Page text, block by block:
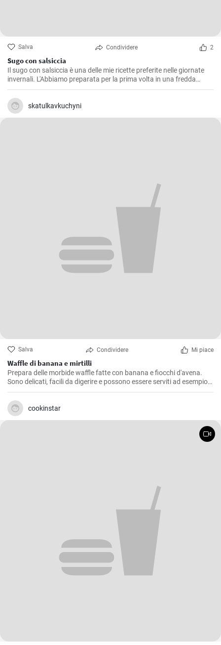
Salva Condividere 2
Sugo con salsiccia
Il sugo con salsiccia è una delle mie ricette preferite nelle giornate
invernali. L'Abbiamo preparata per la prima volta in una fredda
giornata d'inverno ed è da allora che rappresenta un classico nella
nostra famiglia. Il gustoso e corposo sapore della salsiccia si fonde
perfettamente con il pomodoro, creando un condimento delizioso
per la pasta. Il segreto è lasciare che il sugo cuocia lentamente, in
skatulkavkuchyni
Salva Condividere Mi piace
Waffle di banana e mirtilli
Prepara delle morbide waffle fatte con banana e fiocchi d'avena.
Sono delicati, facili da digerire e possono essere serviti ad esempio
con mirtilli freschi e sciroppo di mirtilli.
cookinstar